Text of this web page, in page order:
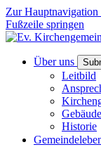
Zur Hauptnavigation
Fußzeile springen
Über uns
Leitbild
Gebäude
Historie